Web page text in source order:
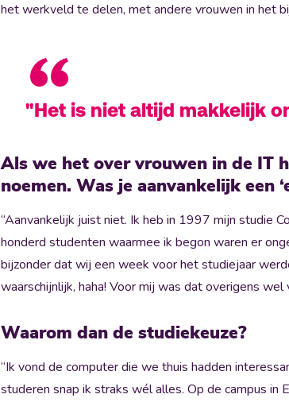
het werkveld te delen, met andere vrouwen in het
"Het is niet altijd makkelijk
Als we het over vrouwen in de IT
noemen. Was je aanvankelijk een
“Aanvankelijk juist niet. Ik heb in 1997 mijn studie
honderd studenten waarmee ik begon waren er
bijzonder dat wij een week voor het studiejaar
waarschijnlijk, haha! Voor mij was dat overigens
Waarom dan de studiekeuze?
“Ik vond de computer die we thuis hadden
studeren snap ik straks wél alles. Op de campus in